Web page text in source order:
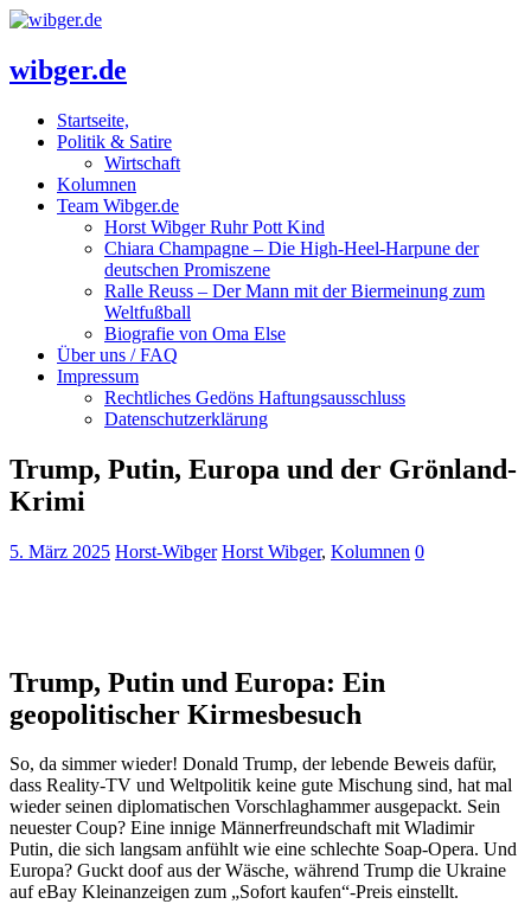
wibger.de
Startseite,
Politik & Satire
Wirtschaft
Kolumnen
Team Wibger.de
Horst Wibger Ruhr Pott Kind
Chiara Champagne – Die High-Heel-Harpune der
deutschen Promiszene
Ralle Reuss – Der Mann mit der Biermeinung zum
Weltfußball
Biografie von Oma Else
Über uns / FAQ
Impressum
Rechtliches Gedöns Haftungsausschluss
Datenschutzerklärung
Trump, Putin, Europa und der Grönland-
Krimi
5. März 2025 Horst-Wibger Horst Wibger, Kolumnen 0
Trump, Putin und Europa: Ein
geopolitischer Kirmesbesuch
So, da simmer wieder! Donald Trump, der lebende Beweis dafür,
dass Reality-TV und Weltpolitik keine gute Mischung sind, hat mal
wieder seinen diplomatischen Vorschlaghammer ausgepackt. Sein
neuester Coup? Eine innige Männerfreundschaft mit Wladimir
Putin, die sich langsam anfühlt wie eine schlechte Soap-Opera. Und
Europa? Guckt doof aus der Wäsche, während Trump die Ukraine
auf eBay Kleinanzeigen zum „Sofort kaufen“-Preis einstellt.